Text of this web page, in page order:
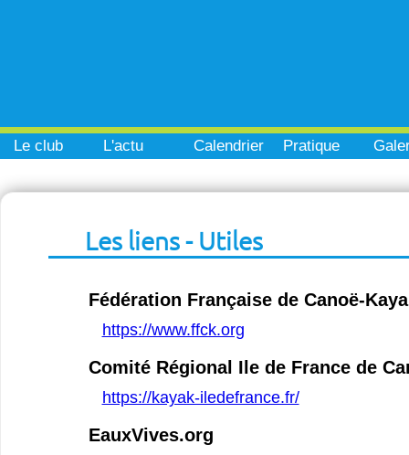
Le club L'actu Calendrier Pratique
Les liens - Utiles
Fédération Française de Canoë-
https://www.ffck.org
Comité Régional Ile de France de
https://kayak-iledefrance.fr/
EauxVives.org